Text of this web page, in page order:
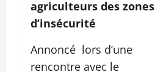
agriculteurs des zones
d’insécurité
Annoncé lors d’une
rencontre avec le